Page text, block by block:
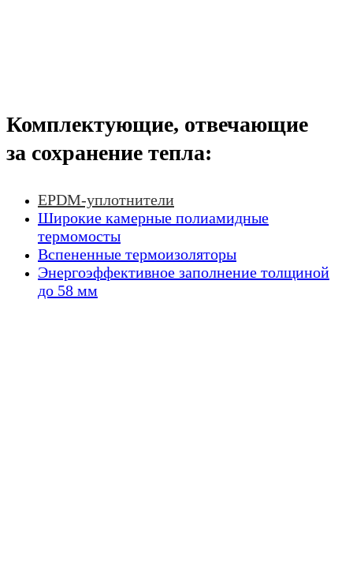
Комплектующие, отвечающие
за сохранение тепла:
EPDM-уплотнители
Широкие камерные полиамидные
термомосты
Вспененные термоизоляторы
Энергоэффективное заполнение толщиной
до 58 мм